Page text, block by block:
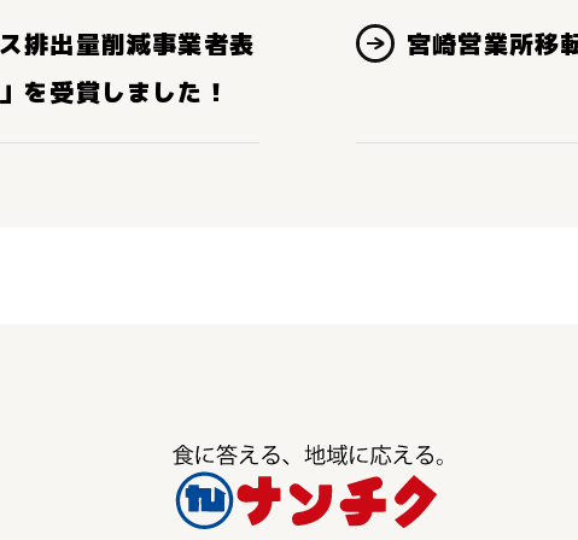
排出量削減事業者表
を受賞しました！
宮崎営業所移